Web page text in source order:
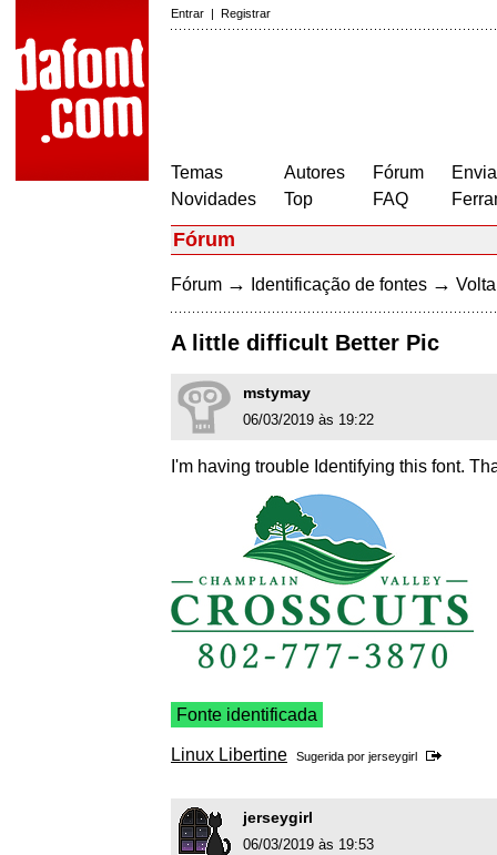
Entrar | Registrar
Temas
Novidades
Autores
Top
Fórum
FAQ
Fórum
Fórum → Identificação de fontes →
A little difficult Better Pic
mstymay
06/03/2019 às 19:22
I'm having trouble Identifying this font.
Fonte identificada
Linux Libertine Sugerida por jerseygirl
jerseygirl
06/03/2019 às 19:53